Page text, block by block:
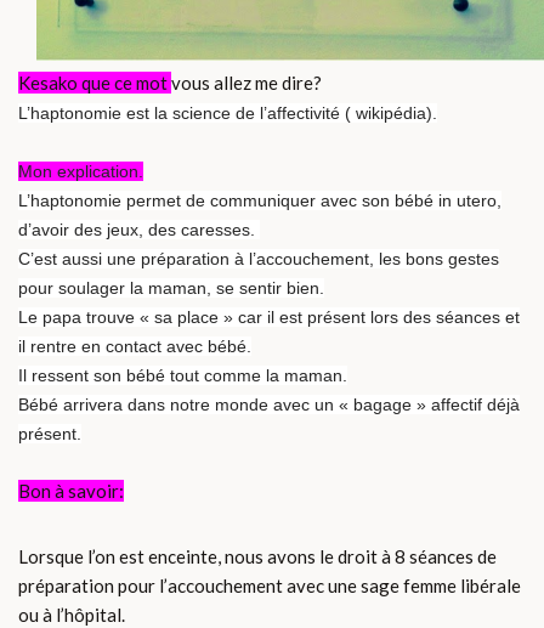
Kesako que ce motvous allez me dire?
L’haptonomie est la science de l’affectivité ( wikipédia).
Mon explication.
L’haptonomie permet de communiquer avec son bébé in utero,
d’avoir des jeux, des caresses.
C’est aussi une préparation à l’accouchement, les bons gestes
pour soulager la maman, se sentir bien.
Le papa trouve « sa place » car il est présent lors des séances et
il rentre en contact avec bébé.
Il ressent son bébé tout comme la maman.
Bébé arrivera dans notre monde avec un « bagage » affectif déjà
présent.
Bon à savoir:
Lorsque l’on est enceinte, nous avons le droit à 8 séances de
préparation pour l’accouchement avec une sage femme libérale
ou à l’hôpital.